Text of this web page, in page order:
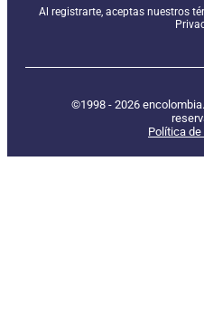
Al registrarte, aceptas nuestros
©1998 - 2026
Política